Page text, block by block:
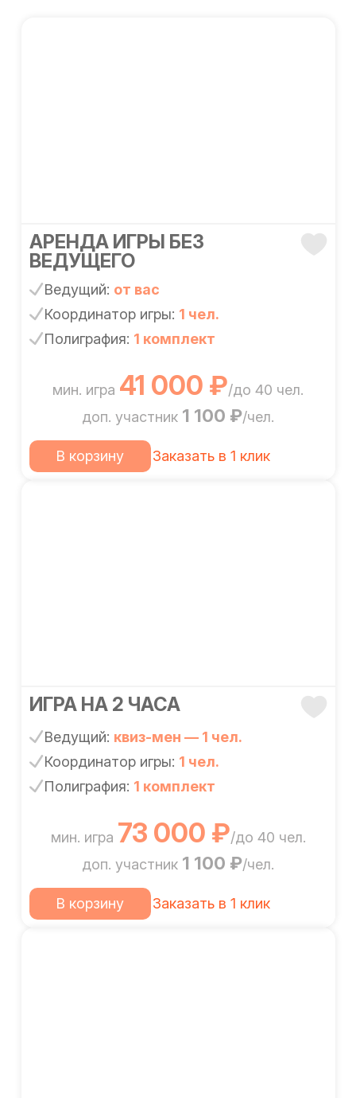
АРЕНДА ИГРЫ БЕЗ
ВЕДУЩЕГО
Ведущий: от вас
Координатор игры: 1 чел.
Полиграфия: 1 комплект
мин. игра 41 000 ₽/до 40 чел.
доп. участник 1 100 ₽/чел.
В корзину Заказать в 1 клик
ИГРА НА 2 ЧАСА
Ведущий: квиз-мен — 1 чел.
Координатор игры: 1 чел.
Полиграфия: 1 комплект
мин. игра 73 000 ₽/до 40 чел.
доп. участник 1 100 ₽/чел.
В корзину Заказать в 1 клик